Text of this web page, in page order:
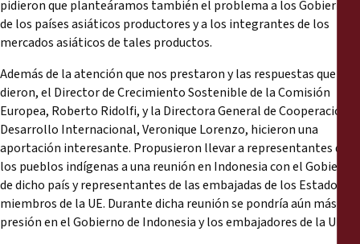
pidieron que planteáramos también el problema a los Gobiernos
de los países asiáticos productores y a los integrantes de los
mercados asiáticos de tales productos.
Además de la atención que nos prestaron y las respuestas que nos
dieron, el Director de Crecimiento Sostenible de la Comisión
Europea, Roberto Ridolfi, y la Directora General de Cooperación y
Desarrollo Internacional, Veronique Lorenzo, hicieron una
aportación interesante. Propusieron llevar a representantes de
los pueblos indígenas a una reunión en Indonesia con el Gobierno
de dicho país y representantes de las embajadas de los Estados
miembros de la UE. Durante dicha reunión se pondría aún más
presión en el Gobierno de Indonesia y los embajadores de la UE.